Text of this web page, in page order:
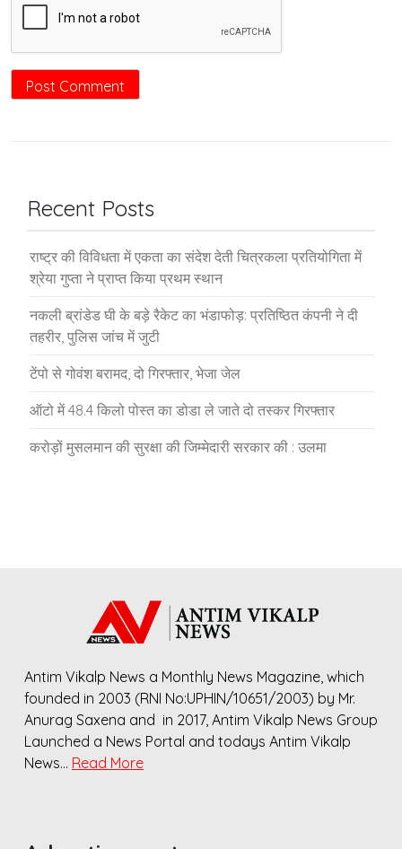
Recent Posts
राष्ट्र की विविधता में एकता का संदेश देती चित्रकला प्रतियोगिता में
श्रेया गुप्ता ने प्राप्त किया प्रथम स्थान
नकली ब्रांडेड घी के बड़े रैकेट का भंडाफोड़: प्रतिष्ठित कंपनी ने दी
तहरीर, पुलिस जांच में जुटी
टेंपो से गोवंश बरामद, दो गिरफ्तार, भेजा जेल
ऑटो में 48.4 किलो पोस्त का डोडा ले जाते दो तस्कर गिरफ्तार
करोड़ों मुसलमान की सुरक्षा की जिम्मेदारी सरकार की : उलमा
Antim Vikalp News a Monthly News Magazine, which
founded in 2003 (RNI No:UPHIN/10651/2003) by Mr.
Anurag Saxena and in 2017, Antim Vikalp News Group
Launched a News Portal and todays Antim Vikalp
News… Read More